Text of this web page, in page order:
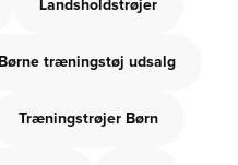
Landsholdstrøjer
Børne træningstøj udsalg
Træningstrøjer Børn